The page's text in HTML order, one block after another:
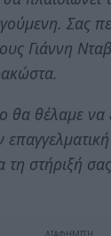
Σας
Γιάννη
θα θέλαμε να
τη στήριξή